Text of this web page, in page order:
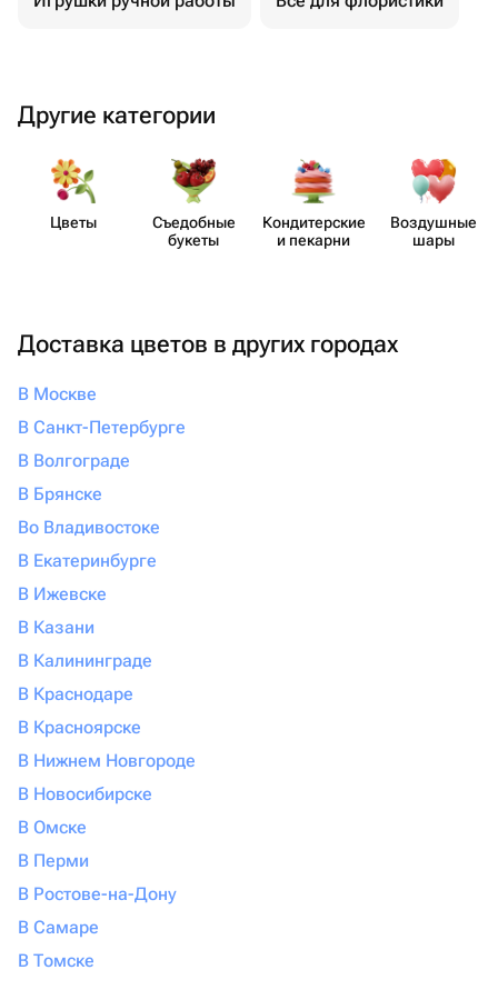
Другие категории
Цветы
Съедобные
букеты
Кондит​ерские
и пекарни
Воздушные
шары
Доставка цветов в других городах
В Москве
В Санкт-Петербурге
В Волгограде
В Брянске
Во Владивостоке
В Екатеринбурге
В Ижевске
В Казани
В Калининграде
В Краснодаре
В Красноярске
В Нижнем Новгороде
В Новосибирске
В Омске
В Перми
В Ростове-на-Дону
В Самаре
В Томске